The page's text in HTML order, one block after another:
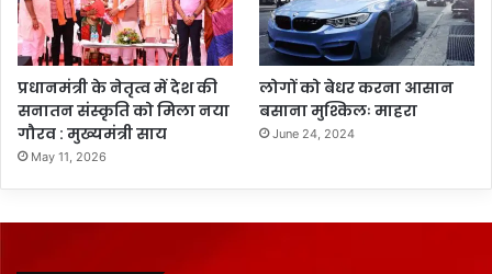
प्रधानमंत्री के नेतृत्व में देश की
सनातन संस्कृति को मिला नया
गौरव : मुख्यमंत्री साय
May 11, 2026
लोगों को बेधर करना आसान
बसाना मुश्किलः माहरा
June 24, 2024